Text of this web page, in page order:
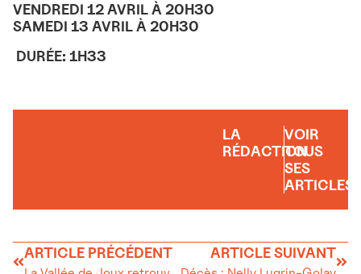
VENDREDI 12 AVRIL À 20H30
SAMEDI 13 AVRIL À 20H30
DURÉE: 1H33
LA
RÉDACTION
VOIR
TOUS
SES
ARTICLES
ARTICLE PRÉCÉDENT ARTICLE SUIVANT